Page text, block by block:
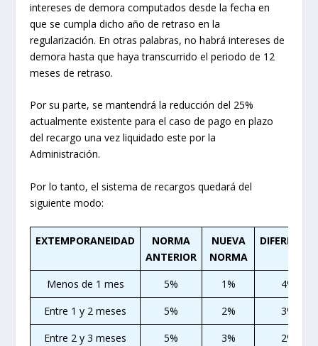
intereses de demora computados desde la fecha en
que se cumpla dicho año de retraso en la
regularización. En otras palabras, no habrá intereses de
demora hasta que haya transcurrido el periodo de 12
meses de retraso.
Por su parte, se mantendrá la reducción del 25%
actualmente existente para el caso de pago en plazo
del recargo una vez liquidado este por la
Administración.
Por lo tanto, el sistema de recargos quedará del
siguiente modo:
EXTEMPORANEIDAD
NORMA
ANTERIOR
NUEVA
NORMA
DIFERENCIA
Menos de 1 mes 5% 1%
4%
Entre 1 y 2 meses
5% 2%
3%
Entre 2 y 3 meses
5% 3%
2%